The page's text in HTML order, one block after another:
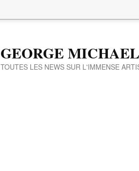
GEORGE
TOUTES LES NEWS SUR L'IMMENSE